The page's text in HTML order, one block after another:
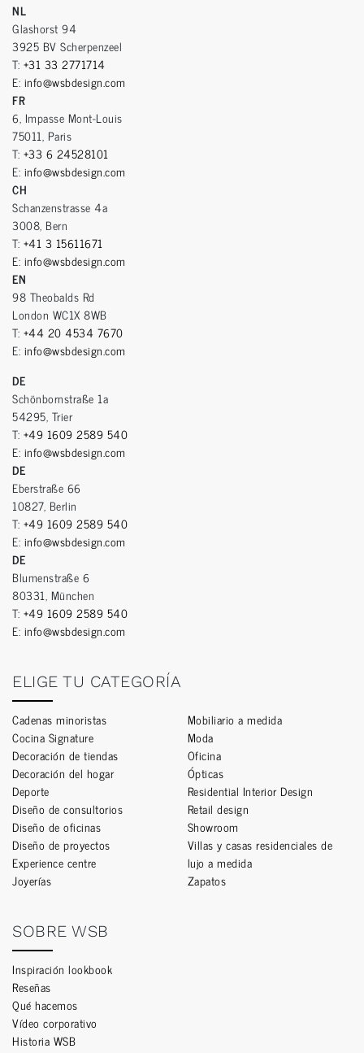
NL
Glashorst 94
3925 BV Scherpenzeel
T: +31 33 2771714
E: info@wsbdesign.com
FR
6, Impasse Mont-Louis
75011, Paris
T: +33 6 24528101
E: info@wsbdesign.com
CH
Schanzenstrasse 4a
3008, Bern
T: +41 3 15611671
E: info@wsbdesign.com
EN
98 Theobalds Rd
London WC1X 8WB
T: +44 20 4534 7670
E: info@wsbdesign.com
DE
Schönbornstraße 1a
54295, Trier
T: +49 1609 2589 540
E: info@wsbdesign.com
DE
Eberstraße 66
10827, Berlin
T: +49 1609 2589 540
E: info@wsbdesign.com
DE
Blumenstraße 6
80331, München
T: +49 1609 2589 540
E: info@wsbdesign.com
ELIGE TU CATEGORÍA
Cadenas minoristas
Cocina Signature
Decoración de tiendas
Decoración del hogar
Deporte
Diseño de consultorios
Diseño de oficinas
Diseño de proyectos
Experience centre
Joyerías
Mobiliario a medida
Moda
Oficina
Ópticas
Residential Interior Design
Retail design
Showroom
Villas y casas residenciales de
lujo a medida
Zapatos
SOBRE WSB
Inspiración lookbook
Reseñas
Qué hacemos
Vídeo corporativo
Historia WSB